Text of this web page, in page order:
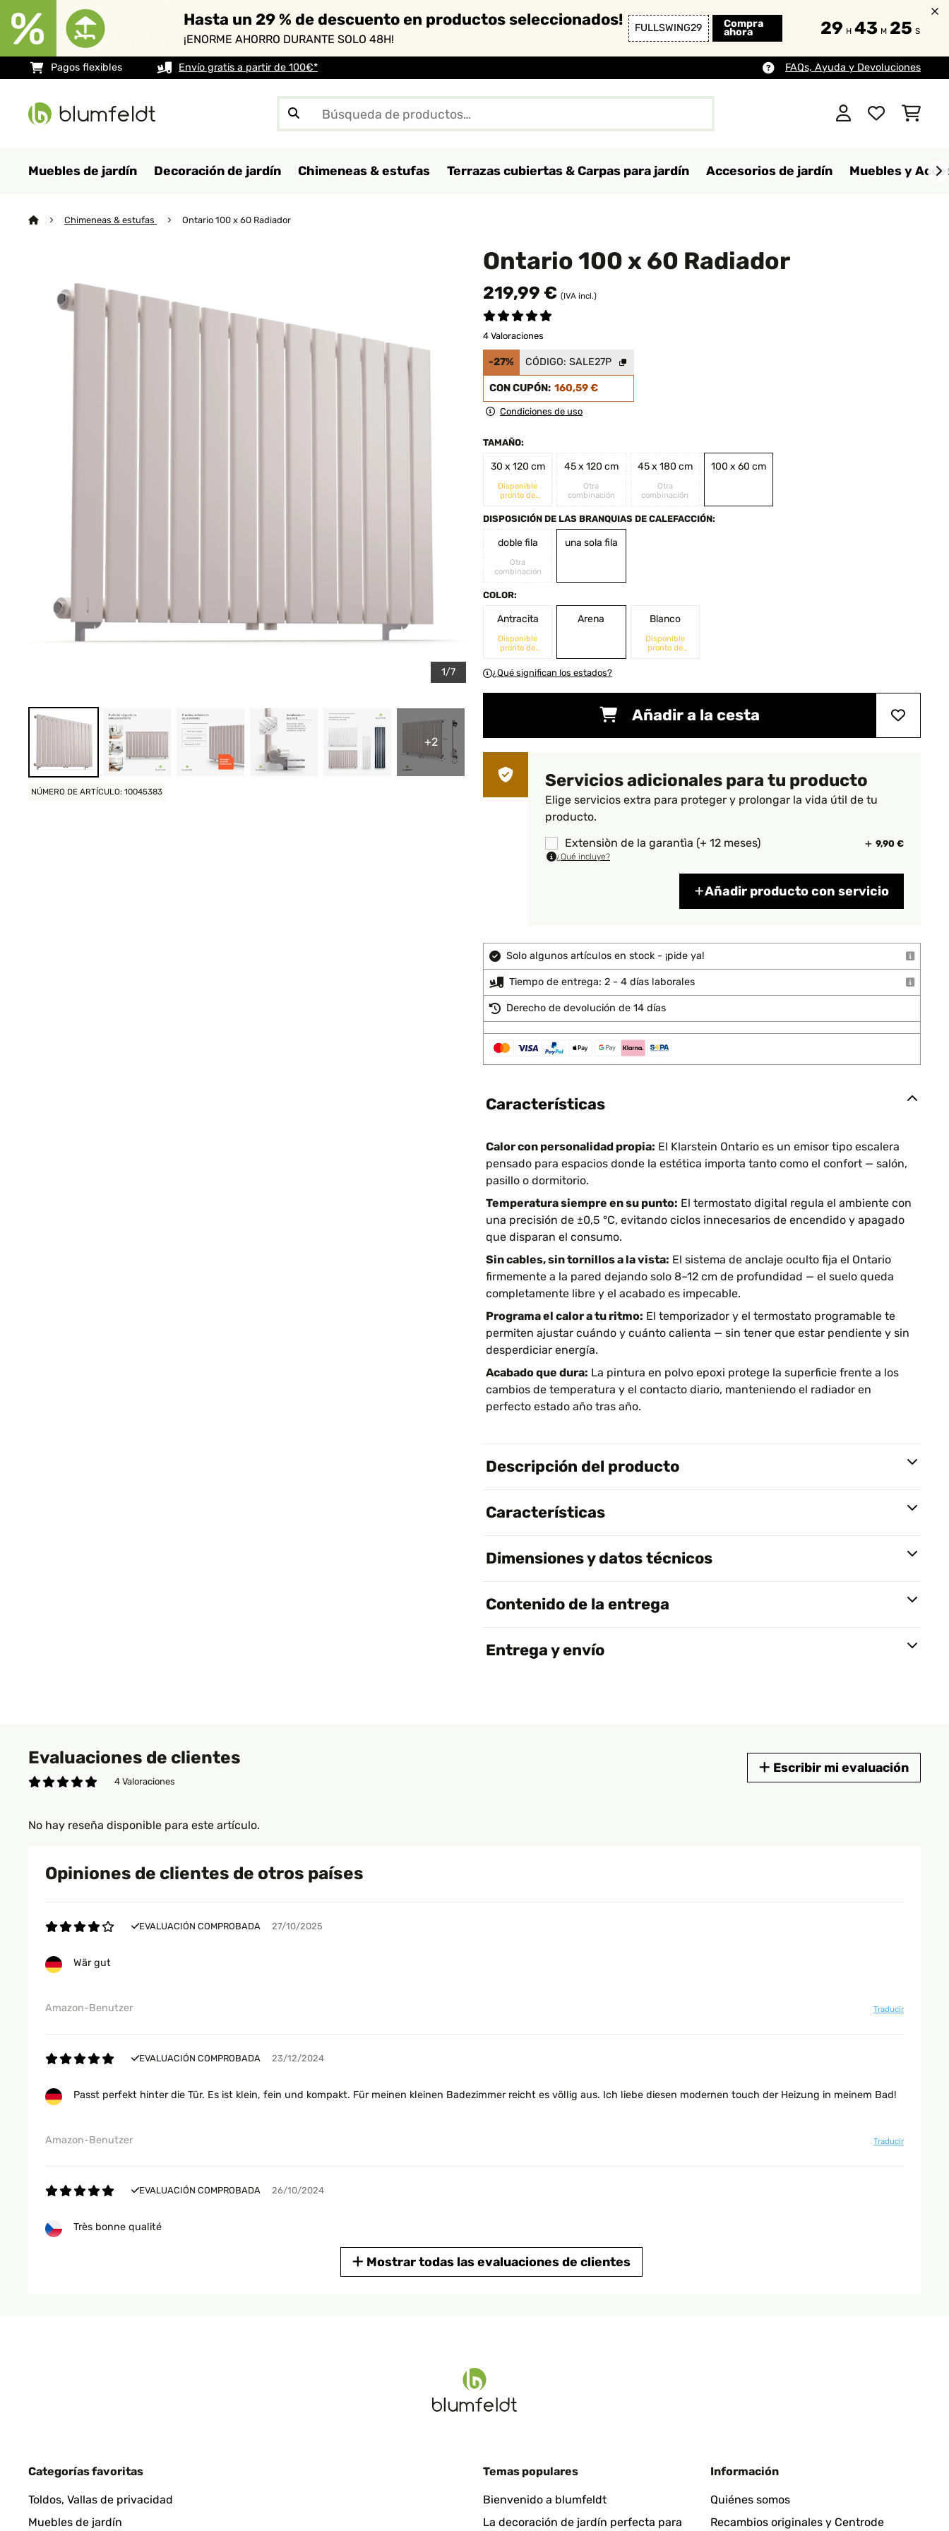
Hasta un 29 % de descuento en productos seleccionados!
¡ENORME AHORRO DURANTE SOLO 48H!
FULLSWING29 Compra
ahora 29 H 43 M 23 S
Pagos flexibles Envío gratis a partir de 100€* FAQs, Ayuda y Devoluciones
Muebles de jardín Decoración de jardín Chimeneas & estufas Terrazas cubiertas & Carpas para jardín Accesorios de jardín Muebles y
Chimeneas & estufas Ontario 100 x 60 Radiador
1/7
+2
NÚMERO DE ARTÍCULO: 10045383
Ontario 100 x 60 Radiador
219,99 € (IVA incl.)
4 Valoraciones
-27% CÓDIGO: SALE27P
CON CUPÓN: 160,59 €
Condiciones de uso
TAMAÑO:
30 x 120 cm
Disponible
pronto de
45 x 120 cm
Otra
combinación
45 x 180 cm
Otra
combinación
100 x 60 cm
DISPOSICIÓN DE LAS BRANQUIAS DE CALEFACCIÓN:
doble fila
Otra
combinación
una sola fila
COLOR:
Antracita
Disponible
pronto de
Arena Blanco
Disponible
pronto de
¿Qué significan los estados?
Añadir a la cesta
Servicios adicionales para tu producto
Elige servicios extra para proteger y prolongar la vida útil de tu
producto.
Extensiòn de la garantìa (+ 12 meses)
9,90 €
¿Qué incluye?
Añadir producto con servicio
Solo algunos artículos en stock - ¡pide ya!
Tiempo de entrega: 2 - 4 días laborales
Derecho de devolución de 14 días
Características
Calor con personalidad propia: El Klarstein Ontario es un emisor tipo escalera
pensado para espacios donde la estética importa tanto como el confort — salón,
pasillo o dormitorio.
Temperatura siempre en su punto: El termostato digital regula el ambiente con
una precisión de ±0,5 °C, evitando ciclos innecesarios de encendido y apagado
que disparan el consumo.
Sin cables, sin tornillos a la vista: El sistema de anclaje oculto fija el Ontario
firmemente a la pared dejando solo 8–12 cm de profundidad — el suelo queda
completamente libre y el acabado es impecable.
Programa el calor a tu ritmo: El temporizador y el termostato programable te
permiten ajustar cuándo y cuánto calienta — sin tener que estar pendiente y sin
desperdiciar energía.
Acabado que dura: La pintura en polvo epoxi protege la superficie frente a los
cambios de temperatura y el contacto diario, manteniendo el radiador en
perfecto estado año tras año.
Descripción del producto
Características
Dimensiones y datos técnicos
Contenido de la entrega
Entrega y envío
Evaluaciones de clientes
4 Valoraciones
Escribir mi evaluación
No hay reseña disponible para este artículo.
Opiniones de clientes de otros países
EVALUACIÓN COMPROBADA 27/10/2025
Wär gut
Amazon-Benutzer Traducir
EVALUACIÓN COMPROBADA 23/12/2024
Passt perfekt hinter die Tür. Es ist klein, fein und kompakt. Für meinen kleinen Badezimmer reicht es völlig aus. Ich liebe diesen modernen touch der Heizung in meinem Bad!
Amazon-Benutzer Traducir
EVALUACIÓN COMPROBADA 26/10/2024
Très bonne qualité
einfach. Die Wärme verteilt sich gleichmäßig.Alles in allem ein tolles Produkt mit gutem Preis-Leistungsverhältnis.
Mostrar todas las evaluaciones de clientes
Categorías favoritas
Toldos, Vallas de privacidad
Muebles de jardín
Temas populares
Bienvenido a blumfeldt
La decoración de jardín perfecta para
Información
Quiénes somos
Recambios originales y Centrode